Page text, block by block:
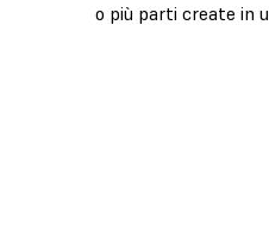
o più parti create in